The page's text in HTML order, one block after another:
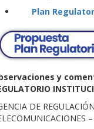
Plan
y
DE
–